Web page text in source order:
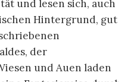
und lesen sich, auch
Hintergrund, gut
der
und Auen laden